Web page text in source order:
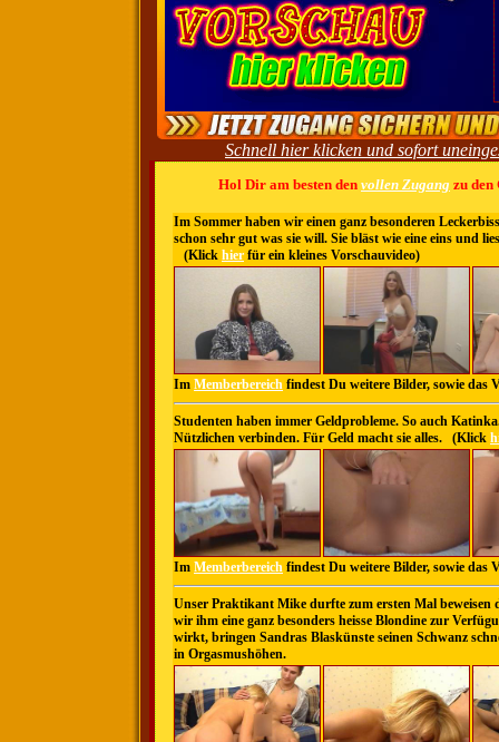
Schnell hier klicken und sofort
Hol Dir am besten den vollen Zugang zu
Im Sommer haben wir einen ganz besonderen
schon sehr gut was sie will. Sie bläst wie eine eins und
(Klick hier für ein kleines Vorschauvideo)
Im Memberbereich findest Du weitere Bilder, sowie das
Studenten haben immer Geldprobleme. So auch
Nützlichen verbinden. Für Geld macht sie alles. (Klick
Im Memberbereich findest Du weitere Bilder, sowie das
Unser Praktikant Mike durfte zum ersten Mal beweisen
wir ihm eine ganz besonders heisse Blondine zur
wirkt, bringen Sandras Blaskünste seinen Schwanz
in Orgasmushöhen.